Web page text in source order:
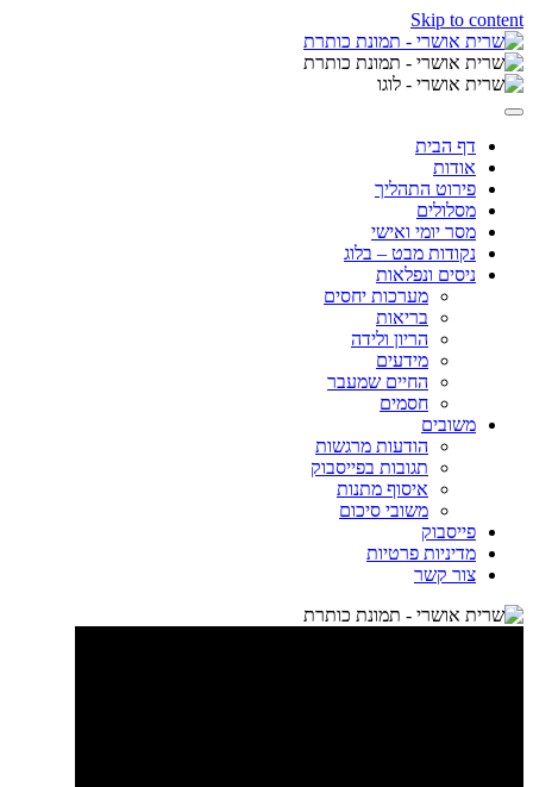
Skip to content
דף הבית
אודות
פירוט התהליך
מסלולים
מסר יומי ואישי
נקודות מבט – בלוג
ניסים ונפלאות
מערכות יחסים
בריאות
הריון ולידה
מידעים
החיים שמעבר
חסמים
משובים
הודעות מרגשות
תגובות בפייסבוק
איסוף מתנות
משובי סיכום
פייסבוק
מדיניות פרטיות
צור קשר